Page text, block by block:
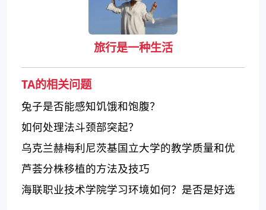
旅行是一种生活
TA的相关问题
兔子是否能感知饥饿和饱腹？
如何处理法斗颈部突起？
乌克兰赫梅利尼茨基国立大学的教学质量和优
劣势分析
芦荟分株移植的方法及技巧
海联职业技术学院学习环境如何？是否是好选